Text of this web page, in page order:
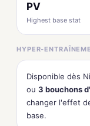
PV
Highest base stat
HYPER-
Disponible dès
ou 3 bouchons
changer l'effet
base.